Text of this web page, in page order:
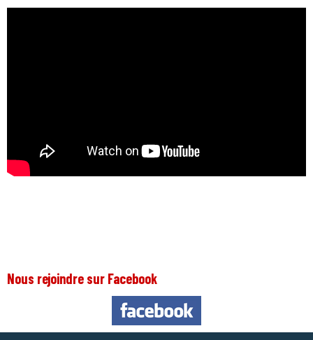
Nous rejoindre sur Facebook